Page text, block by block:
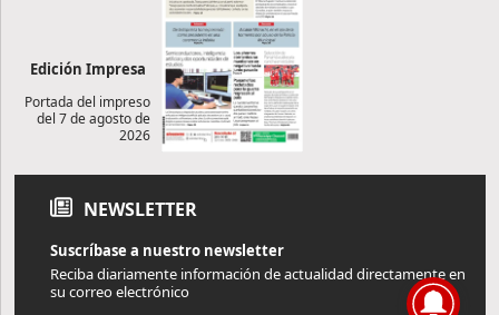
Edición Impresa
Portada del impreso
del 7 de agosto de
2026
NEWSLETTER
Suscríbase a nuestro newsletter
Reciba diariamente información de actualidad directamente en
su correo electrónico